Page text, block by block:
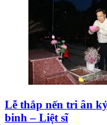
Lễ thắp nến tri ân
binh – Liệt sĩ